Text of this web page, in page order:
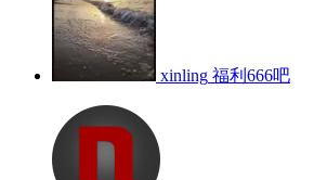
xinling 福利666吧